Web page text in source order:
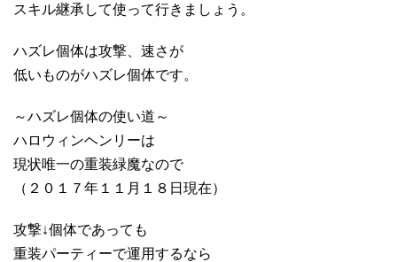
スキル継承して使って行きましょう。
ハズレ個体は攻撃、速さが
低いものがハズレ個体です。
～ハズレ個体の使い道～
ハロウィンヘンリーは
現状唯一の重装緑魔なので
（２０１７年１１月１８日現在）
攻撃↓個体であっても
重装パーティーで運用するなら